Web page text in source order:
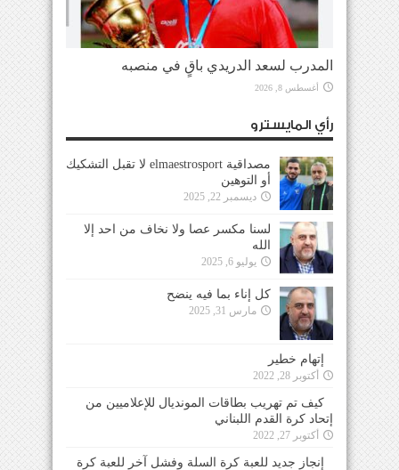
المدرب لسعد الدريدي باقٍ في منصبه
أغسطس 8, 2026
رأي المايسترو
مصداقية elmaestrosport لا تقبل التشكيك
أو التوهين
ديسمبر 22, 2025
لسنا مكسر عصا ولا نخاف من احد إلا
الله
يوليو 6, 2025
كل إناء بما فيه ينضح
مارس 31, 2025
إتهام خطير
أكتوبر 28, 2022
كيف تم تهريب بطاقات المونديال للإعلاميين من
إتحاد كرة القدم اللبناني
أكتوبر 27, 2022
إنجاز جديد للعبة كرة السلة وفشل آخر للعبة كرة